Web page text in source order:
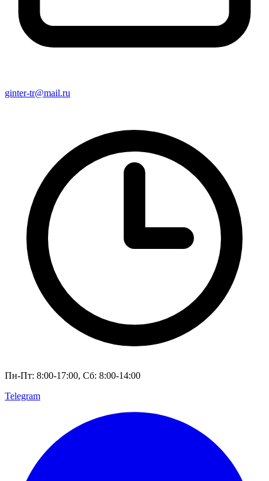
ginter-tr@mail.ru
Пн-Пт: 8:00-17:00, Сб: 8:00-14:00
Telegram